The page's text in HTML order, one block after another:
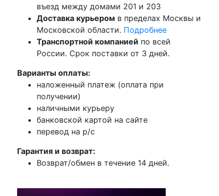
въезд между домами 201 и 203
Доставка курьером в пределах Москвы и
Московской области. Подробнее
Транспортной компанией по всей
России. Срок поставки от 3 дней.
Варианты оплаты:
наложенный платеж (оплата при
получении)
наличными курьеру
банковской картой на сайте
перевод на р/с
Гарантия и возврат:
Возврат/обмен в течение 14 дней.